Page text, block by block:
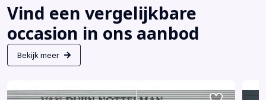
Vind een vergelijkbare
occasion in ons aanbod
Bekijk meer